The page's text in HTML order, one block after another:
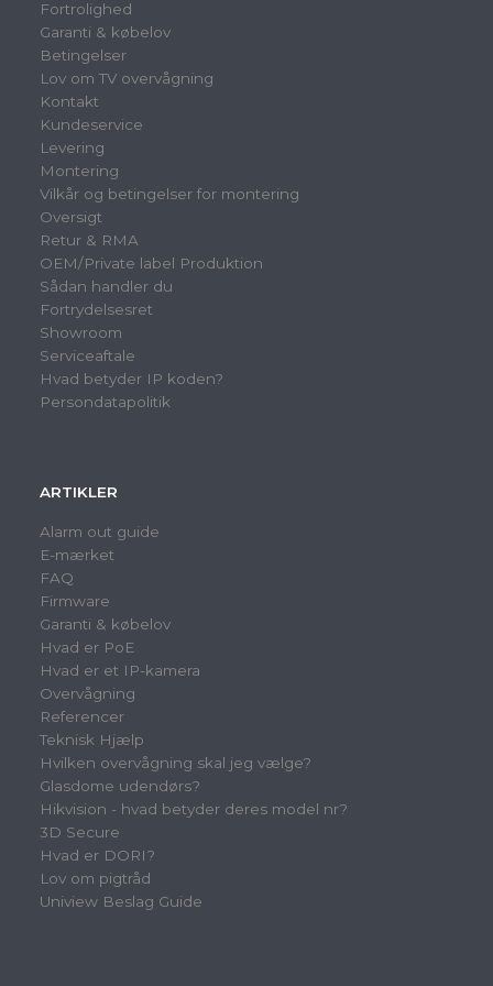
Fortrolighed
Garanti & købelov
Betingelser
Lov om TV overvågning
Kontakt
Kundeservice
Levering
Montering
Vilkår og betingelser for montering
Oversigt
Retur & RMA
OEM/Private label Produktion
Sådan handler du
Fortrydelsesret
Showroom
Serviceaftale
Hvad betyder IP koden?
Persondatapolitik
ARTIKLER
Alarm out guide
E-mærket
FAQ
Firmware
Garanti & købelov
Hvad er PoE
Hvad er et IP-kamera
Overvågning
Referencer
Teknisk Hjælp
Hvilken overvågning skal jeg vælge?
Glasdome udendørs?
Hikvision - hvad betyder deres model nr?
3D Secure
Hvad er DORI?
Lov om pigtråd
Uniview Beslag Guide